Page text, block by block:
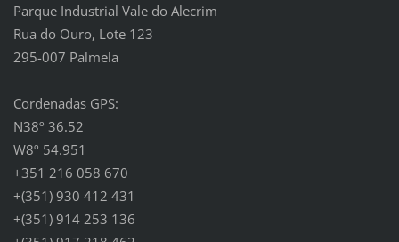
Parque Industrial Vale do Alecrim
Rua do Ouro, Lote 123
295-007 Palmela
Cordenadas GPS:
N38º 36.52
W8º 54.951
+351 216 058 670
+(351) 930 412 431
+(351) 914 253 136